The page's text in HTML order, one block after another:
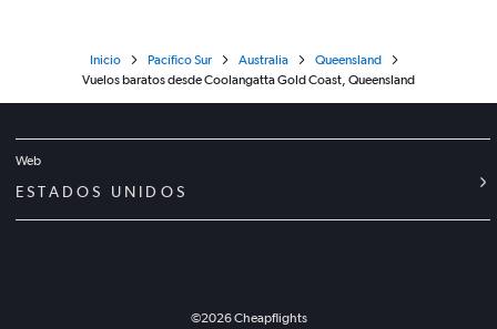
Inicio Pacífico Sur Australia
Queensland
Vuelos baratos desde Coolangatta Gold Coast, Queensland
Web
ESTADOS UNIDOS
©2026Cheapflights